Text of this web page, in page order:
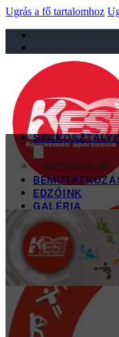
Ugrás a fő tartalomhoz
Asztalitenisz
EDZŐINK
GALÉRIA
TAO
KAPCSOLAT